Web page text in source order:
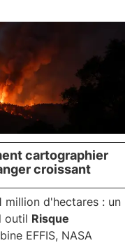
cartographier
croissant
million d'hectares : un
outil Risque
EFFIS, NASA